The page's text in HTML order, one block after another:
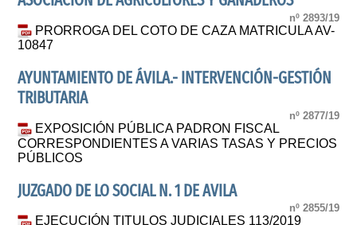
nº 2893/19
PRORROGA DEL COTO DE CAZA MATRICULA AV-
10847
AYUNTAMIENTO DE ÁVILA.- INTERVENCIÓN-GESTIÓN
TRIBUTARIA
nº 2877/19
EXPOSICIÓN PÚBLICA PADRON FISCAL
CORRESPONDIENTES A VARIAS TASAS Y PRECIOS
PÚBLICOS
JUZGADO DE LO SOCIAL N. 1 DE AVILA
nº 2855/19
EJECUCIÓN TITULOS JUDICIALES 113/2019